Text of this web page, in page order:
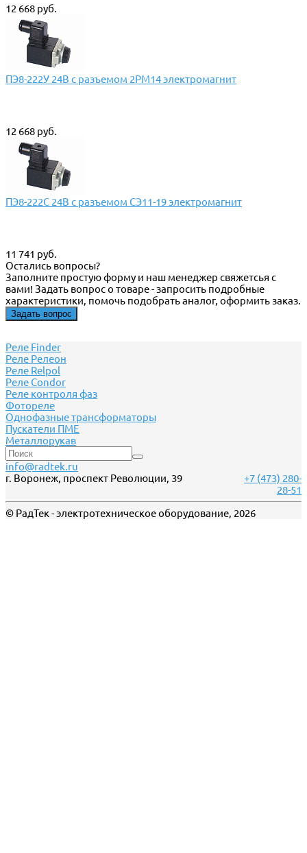
12 668 руб.
ПЭ8-222У 24В с разъемом 2РМ14 электромагнит
12 668 руб.
ПЭ8-222С 24В с разъемом СЭ11-19 электромагнит
11 741 руб.
Остались вопросы?
Заполните простую форму и наш менеджер свяжетсья с
вами! Задать вопрос о товаре - запросить подробные
характеристики, помочь подобрать аналог, оформить заказ.
Задать вопрос
Реле Finder
Реле Релеон
Реле Relpol
Реле Сondor
Реле контроля фаз
Фотореле
Однофазные трансформаторы
Пускатели ПМЕ
Металлорукав
info@radtek.ru
г. Воронеж, проспект Революции, 39
+7 (473) 280-
28-51
© РадТек - электротехническое оборудование, 2026